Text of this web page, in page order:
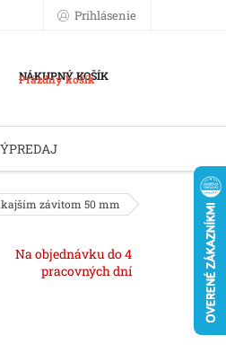
Prihlásenie
NÁKUPNÝ KOŠÍK
Prázdny košík
závitom 50 mm
Na objednávku do 4
pracovných dní